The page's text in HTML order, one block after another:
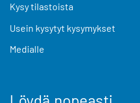
Kysy tilastoista
Usein kysytyt kysymykset
Medialle